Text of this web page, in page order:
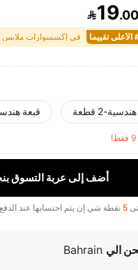
19.00
في إكسسوارات ملابس
2 قطعة قبعة هندسية-
أضف إلى عربة التسوق
5 نقطة شي إن يتم احتسابها عند
الي Bahrain